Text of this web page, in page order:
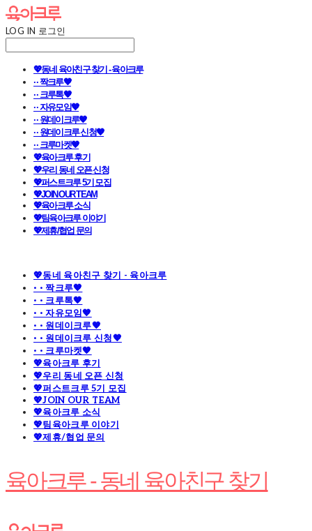
LOG IN 로그인
💖동네 육아친구 찾기 - 육아크루
· · 짝크루🧡
· · 크루톡🧡
· · 자유모임🧡
· · 원데이크루🧡
· · 원데이크루 신청🧡
· · 크루마켓🧡
💖육아크루 후기
💖우리 동네 오픈 신청
💖퍼스트크루 5기 모집
💖JOIN OUR TEAM
💖육아크루 소식
💖팀육아크루 이야기
💖제휴/협업 문의
💖동네 육아친구 찾기 - 육아크루
· · 짝크루🧡
· · 크루톡🧡
· · 자유모임🧡
· · 원데이크루🧡
· · 원데이크루 신청🧡
· · 크루마켓🧡
💖육아크루 후기
💖우리 동네 오픈 신청
💖퍼스트크루 5기 모집
💖JOIN OUR TEAM
💖육아크루 소식
💖팀육아크루 이야기
💖제휴/협업 문의
육아크루 - 동네 육아친구 찾기